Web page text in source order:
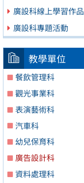
廣設科線上學習作品
廣設科專題活動
教學單位
餐飲管理科
觀光事業科
表演藝術科
汽車科
幼兒保育科
廣告設計科
資料處理科